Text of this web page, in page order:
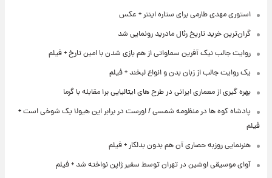
استوری مهدی طارمی برای ستاره اینتر + عکس
گران‌ترین خرید تاریخ رئال مادرید رونمایی شد
روایت جالب نیک آفرین سماواتی از هم بازی شدن با امین تارخ + فیلم
یک روایت جالب از زبان بدن و انواع لبخند + فیلم
بهره گیری از معماری ایرانی در طرح های ایتالیایی برا مقابله با گرما
پادشاه کوه ها در منظومه شمسی / اورست در برابر این هیولا یک شوخی است +
فیلم
هنرنمایی روزبه حصاری آن هم بدون بدلکار + فیلم
آوای موسیقی اوشین در تهران توسط سفیر ژاپن نواخته شد + فیلم